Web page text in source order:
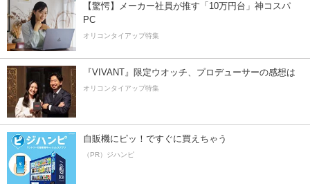
【驚愕】メーカー社員が推す「10万円台」神コスパ
PC
オリコンタイアップ特集
『VIVANT』限定ウオッチ、プロデューサーの感想は
オリコンタイアップ特集
自販機にピッ！ですぐに買えちゃう
（PR）ジハンピ